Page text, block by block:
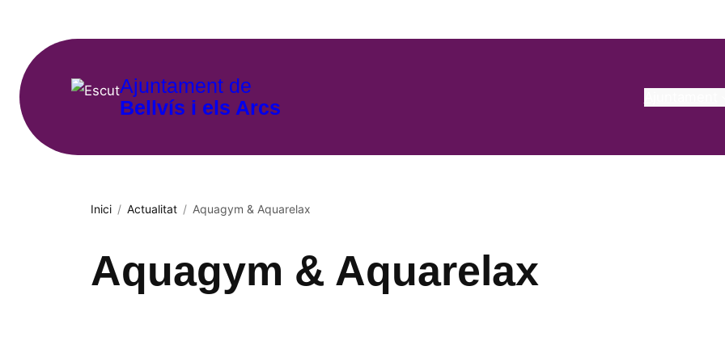
contingut
Ajuntament de
Bellvís i els Arcs
Inici / Actualitat / Aquagym & Aquarelax
Aquagym & Aquarelax